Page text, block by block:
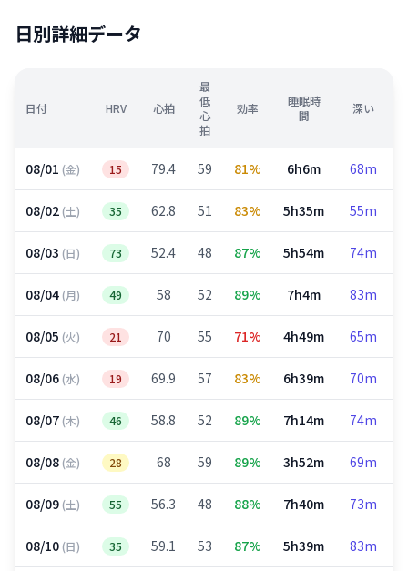
日別詳細データ
日付 HRV 心拍
最
低
心
拍
効率
睡眠時
間
深い
08/01 (金) 15 79.4 59 81% 6h6m 68m
08/02(土) 35 62.8 51 83% 5h35m 55m
08/03 (日) 73 52.4 48 87% 5h54m 74m
08/04(月) 49 58 52 89% 7h4m 83m
08/05 (火) 21 70 55 71% 4h49m 65m
08/06(水) 19 69.9 57 83% 6h39m 70m
08/07(木) 46 58.8 52 89% 7h14m 74m
08/08(金) 28 68 59 89% 3h52m 69m
08/09(土) 55 56.3 48 88% 7h40m 73m
08/10(日) 35 59.1 53 87% 5h39m 83m